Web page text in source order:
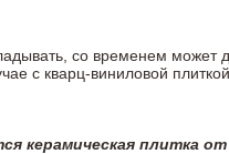
со временем
с кварц-виниловой
керамическая плитка